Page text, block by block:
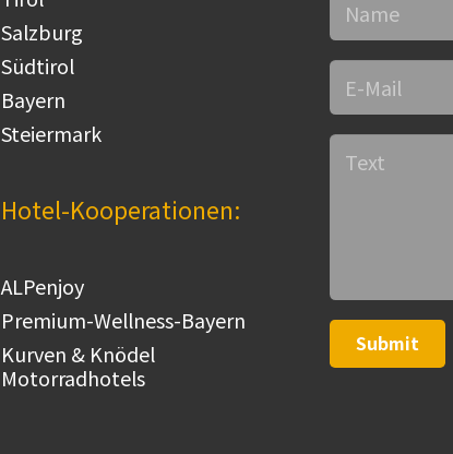
Salzburg
Südtirol
Bayern
Steiermark
Hotel-Kooperationen:
ALPenjoy
Premium-Wellness-Bayern
Kurven & Knödel
Motorradhotels
Submit